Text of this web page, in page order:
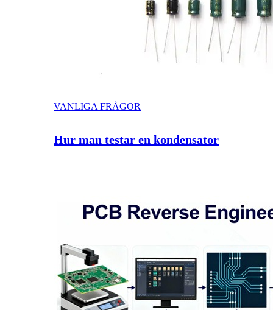
VANLIGA FRÅGOR
Hur man testar en kondensator